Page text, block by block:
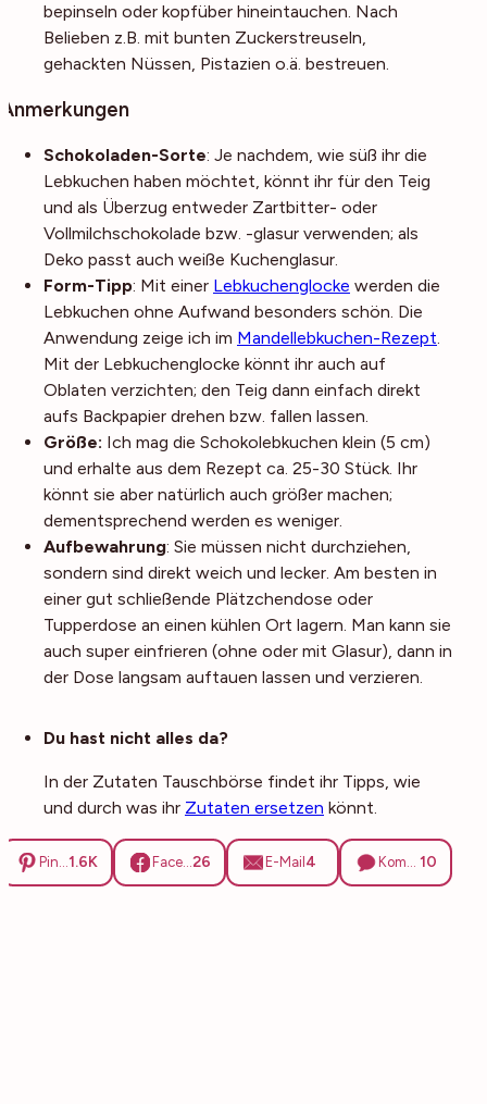
bepinseln oder kopfüber hineintauchen. Nach
Belieben z.B. mit bunten Zuckerstreuseln,
gehackten Nüssen, Pistazien o.ä. bestreuen.
Anmerkungen
Schokoladen-Sorte: Je nachdem, wie süß ihr die
Lebkuchen haben möchtet, könnt ihr für den Teig
und als Überzug entweder Zartbitter- oder
Vollmilchschokolade bzw. -glasur verwenden; als
Deko passt auch weiße Kuchenglasur.
Form-Tipp: Mit einer Lebkuchenglocke werden die
Lebkuchen ohne Aufwand besonders schön. Die
Anwendung zeige ich im Mandellebkuchen-Rezept
Mit der Lebkuchenglocke könnt ihr auch auf
Oblaten verzichten; den Teig dann einfach direkt
aufs Backpapier drehen bzw. fallen lassen.
Größe: Ich mag die Schokolebkuchen klein (5 cm)
und erhalte aus dem Rezept ca. 25-30 Stück. Ihr
könnt sie aber natürlich auch größer machen;
dementsprechend werden es weniger.
Aufbewahrung: Sie müssen nicht durchziehen,
sondern sind direkt weich und lecker. Am besten in
einer gut schließende Plätzchendose oder
Tupperdose an einen kühlen Ort lagern. Man kann sie
auch super einfrieren (ohne oder mit Glasur), dann in
der Dose langsam auftauen lassen und verzieren.
Du hast nicht alles da?
In der Zutaten Tauschbörse findet ihr Tipps, wie
und durch was ihr Zutaten ersetzen könnt.
1.6K 26 E-Mail 4 10